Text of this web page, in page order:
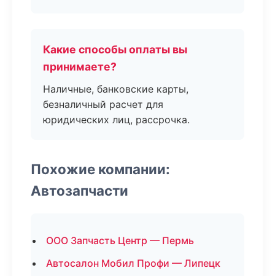
Какие способы оплаты вы
принимаете?
Наличные, банковские карты,
безналичный расчет для
юридических лиц, рассрочка.
Похожие компании:
Автозапчасти
ООО Запчасть Центр — Пермь
Автосалон Мобил Профи — Липецк